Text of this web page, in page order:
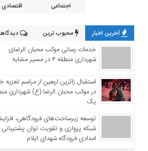
اجتماعی اقتصادی
آخرین اخبار محبوب ترین
خدمات رسانی موکب محبان الرضای
شهرداری منطقه ۴ در مسیر مشایه
استقبال زائرین اربعین از مراسم تعزیه
در موکب محبان الرضا (ع) شهرداری
یک
توسعه زیرساخت‌های فرودگاهی،
شبکه پروازی و تقویت توان
امدادی فرودگاه شهدای ایلام